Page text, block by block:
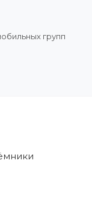
групп